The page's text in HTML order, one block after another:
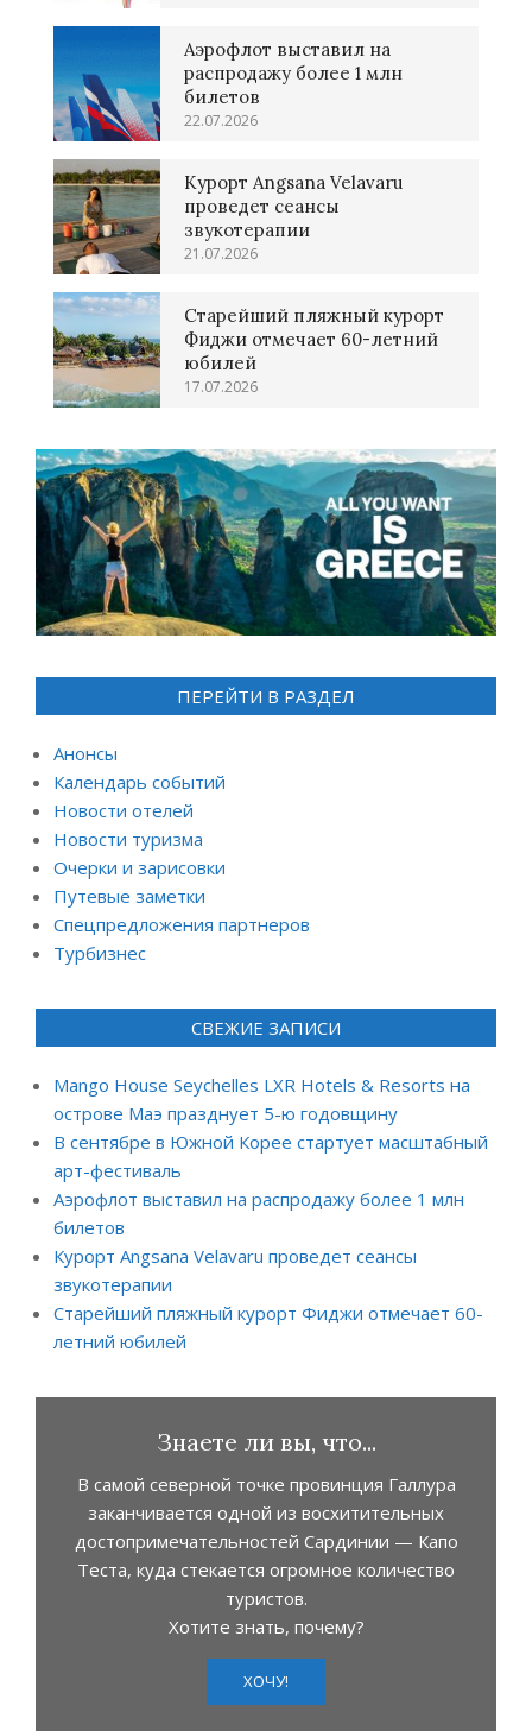
Аэрофлот выставил на
распродажу более 1 млн
билетов
22.07.2026
Курорт Angsana Velavaru
проведет сеансы
звукотерапии
21.07.2026
Старейший пляжный курорт
Фиджи отмечает 60-летний
юбилей
17.07.2026
ПЕРЕЙТИ В РАЗДЕЛ
Анонсы
Календарь событий
Новости отелей
Новости туризма
Очерки и зарисовки
Путевые заметки
Спецпредложения партнеров
Турбизнес
СВЕЖИЕ ЗАПИСИ
Mango House Seychelles LXR Hotels & Resorts на
острове Маэ празднует 5-ю годовщину
В сентябре в Южной Корее стартует масштабный
арт-фестиваль
Аэрофлот выставил на распродажу более 1 млн
билетов
Курорт Angsana Velavaru проведет сеансы
звукотерапии
Старейший пляжный курорт Фиджи отмечает 60-
летний юбилей
Знаете ли вы, что...
В самой северной точке провинция Галлура
заканчивается одной из восхитительных
достопримечательностей Сардинии — Капо
Теста, куда стекается огромное количество
туристов.
Хотите знать, почему?
ХОЧУ!